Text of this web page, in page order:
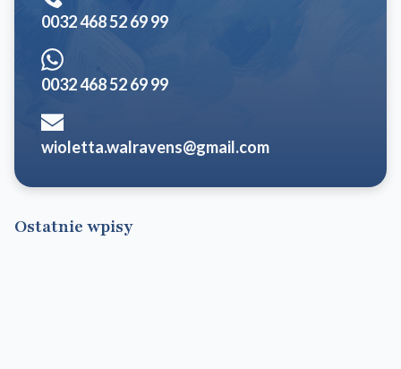
0032 468 52 69 99
0032 468 52 69 99
wioletta.walravens@gmail.com
Ostatnie wpisy